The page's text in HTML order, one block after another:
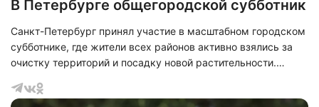
В Петербурге общегородской субботник
Санкт-Петербург принял участие в масштабном городском
субботнике, где жители всех районов активно взялись за
очистку территорий и посадку новой растительности.
скверы, к поддержанию которых горожане, с нетерпением